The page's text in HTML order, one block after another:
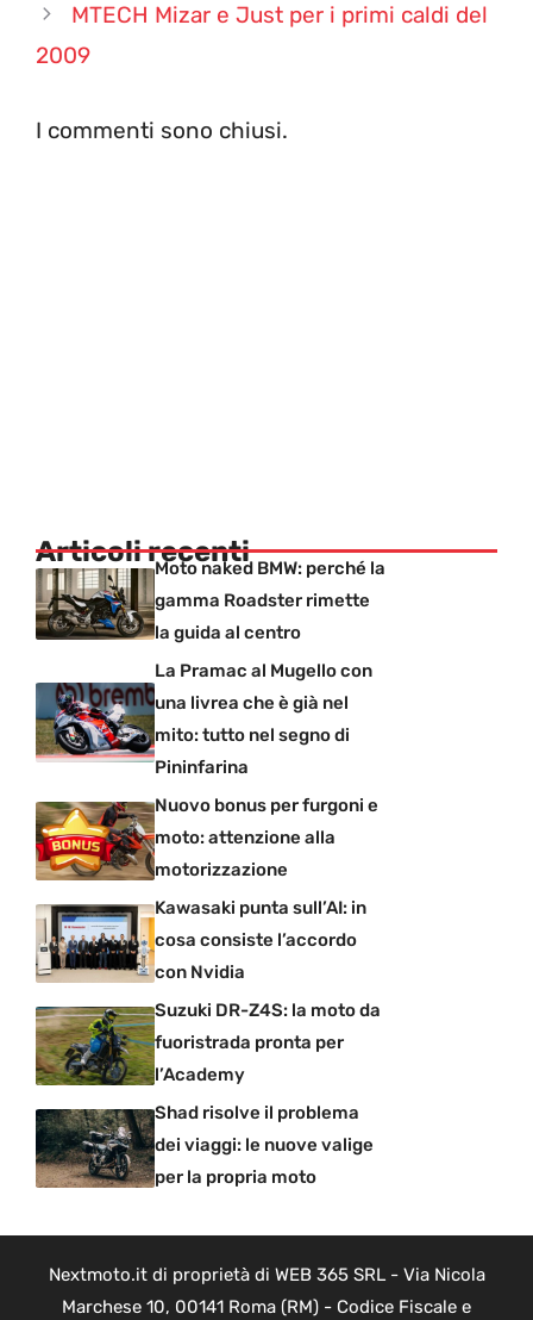
MTECH Mizar e Just per i primi caldi del
2009
I commenti sono chiusi.
Articoli recentiMoto naked BMW: perché la
gamma Roadster rimette
la guida al centro
La Pramac al Mugello con
una livrea che è già nel
mito: tutto nel segno di
Pininfarina
Nuovo bonus per furgoni e
moto: attenzione alla
motorizzazione
Kawasaki punta sull’AI: in
cosa consiste l’accordo
con Nvidia
Suzuki DR-Z4S: la moto da
fuoristrada pronta per
l’Academy
Shad risolve il problema
dei viaggi: le nuove valige
per la propria moto
Nextmoto.it di proprietà di WEB 365 SRL - Via Nicola
Marchese 10, 00141 Roma (RM) - Codice Fiscale e